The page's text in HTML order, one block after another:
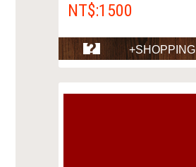
NT$:1500
+SHOPPING